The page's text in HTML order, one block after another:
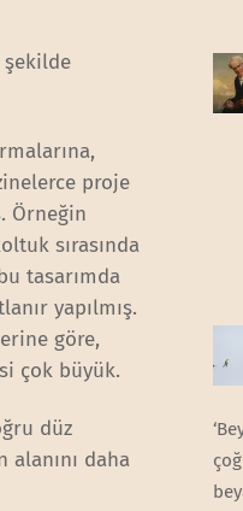
şekilde
proje
Örneğin
sırasında
tasarımda
yapılmış.
göre,
çok büyük.
düz
daha